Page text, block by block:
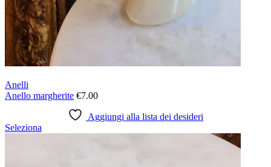
Anelli
Anello margherite €7.00
Aggiungi alla lista dei desideri
Seleziona